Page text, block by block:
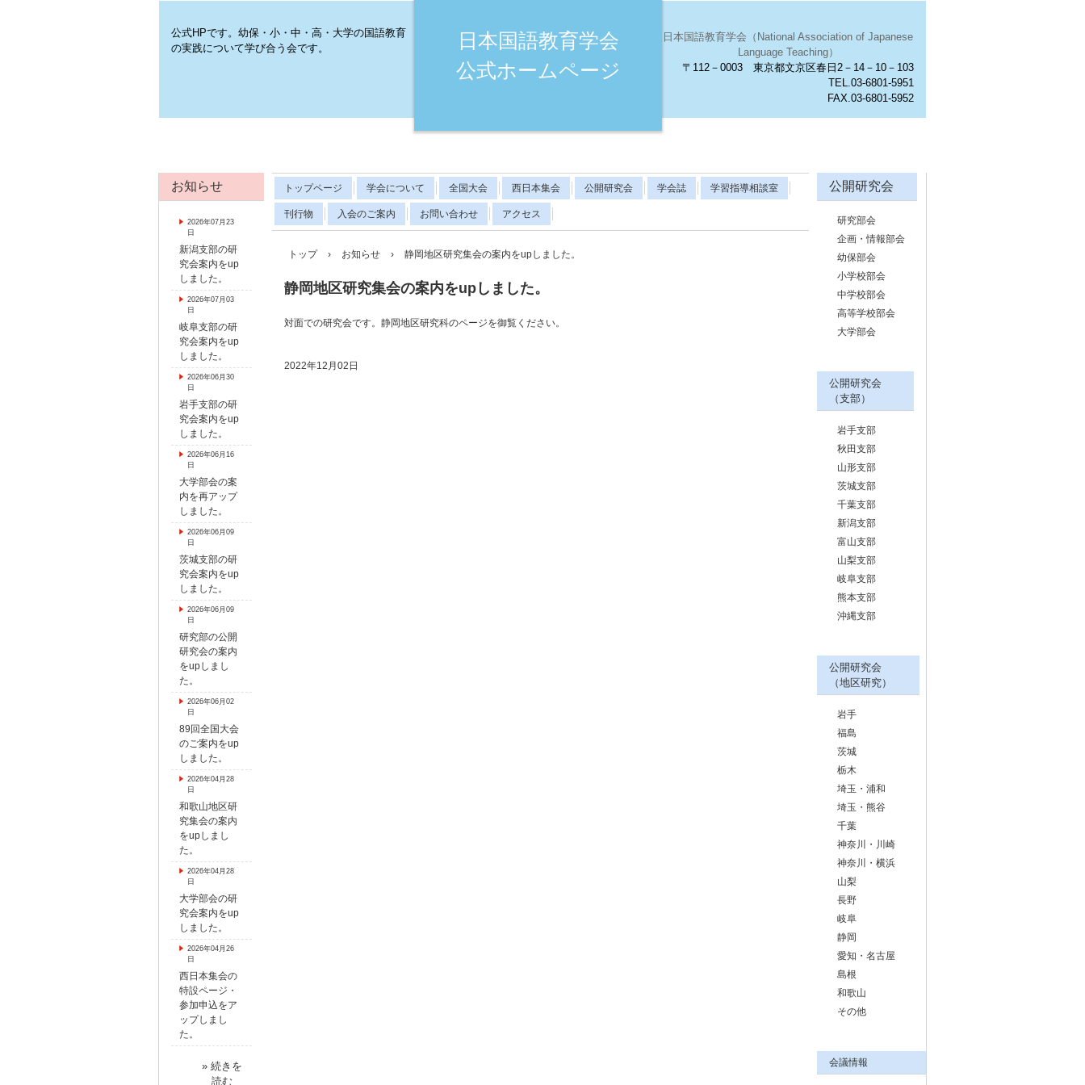
日本国語教育学会
公式ホームページ
公式HPです。幼保・小・中・高・大学の国語教育
の実践について学び合う会です。
日本国語教育学会（National Association of Japanese
Language Teaching）
〒112－0003 東京都文京区春日2－14－10－103
TEL.03-6801-5951
FAX.03-6801-5952
トップページ 学会について 全国大会 西日本集会 公開研究会 学会誌 学習指導相談室
刊行物 入会のご案内 お問い合わせ アクセス
トップ › お知らせ › 静岡地区研究集会の案内をupしました。
静岡地区研究集会の案内をupしました。
対面での研究会です。静岡地区研究科のページを御覧ください。
2022年12月02日
お知らせ
2026年07月23
日
新潟支部の研
究会案内をup
しました。
2026年07月03
日
岐阜支部の研
究会案内をup
しました。
2026年06月30
日
岩手支部の研
究会案内をup
しました。
2026年06月16
日
大学部会の案
内を再アップ
しました。
2026年06月09
日
茨城支部の研
究会案内をup
しました。
2026年06月09
日
研究部の公開
研究会の案内
をupしまし
た。
2026年06月02
日
89回全国大会
のご案内をup
しました。
2026年04月28
日
和歌山地区研
究集会の案内
をupしまし
た。
2026年04月28
日
大学部会の研
究会案内をup
しました。
2026年04月26
日
西日本集会の
特設ページ・
参加申込をア
ップしまし
た。
» 続きを
読む
公開研究会
研究部会
企画・情報部会
幼保部会
小学校部会
中学校部会
高等学校部会
大学部会
公開研究会
（支部）
岩手支部
秋田支部
山形支部
茨城支部
千葉支部
新潟支部
富山支部
山梨支部
岐阜支部
熊本支部
沖縄支部
公開研究会
（地区研究）
岩手
福島
茨城
栃木
埼玉・浦和
埼玉・熊谷
千葉
神奈川・川崎
神奈川・横浜
山梨
長野
岐阜
静岡
愛知・名古屋
島根
和歌山
その他
会議情報